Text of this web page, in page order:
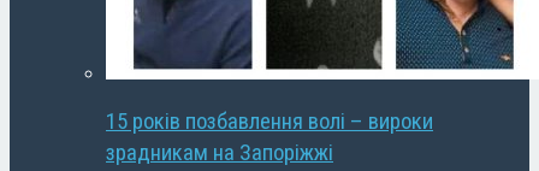
15 років позбавлення волі – вироки
зрадникам на Запоріжжі